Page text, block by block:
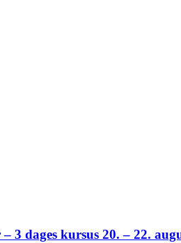
dages kursus 20. – 22.